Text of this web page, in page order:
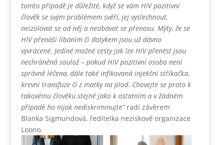
tomto případě je důležité, když se vám HIV pozitivní
člověk se svým problémem svěří, jej vyslechnout,
neizolovat se od něj a neobávat se přenosu. Mýty, že se
HIV přenáší líbáním či dotykem jsou už dávno
vyvrácené. Jediné možné cesty jak lze HIV přenést jsou
nechráněná soulož – pokud HIV pozitivní osoba není
správně léčena, dále také infikovaná injekční stříkačka,
krevní transfuze či z matky na plod. Chovejte se proto k
takovému člověku stejně jako k ostatním a v žádném
případě ho nijak nediskriminujte”radí závěrem
Blanka Sigmundová, ředitelka neziskové organizace
Loono.